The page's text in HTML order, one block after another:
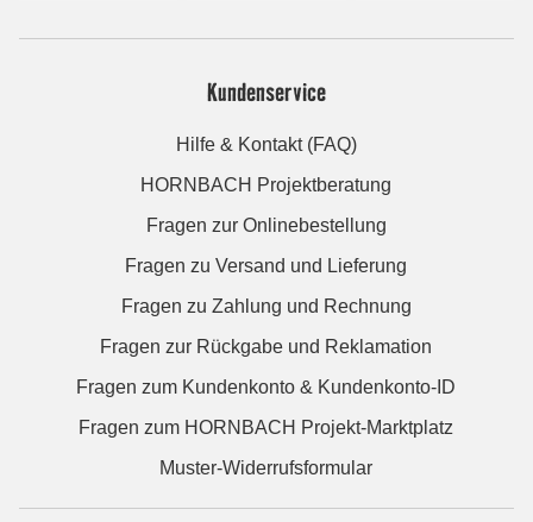
Kundenservice
Hilfe & Kontakt (FAQ)
HORNBACH Projektberatung
Fragen zur Onlinebestellung
Fragen zu Versand und Lieferung
Fragen zu Zahlung und Rechnung
Fragen zur Rückgabe und Reklamation
Fragen zum Kundenkonto & Kundenkonto-ID
Fragen zum HORNBACH Projekt-Marktplatz
Muster-Widerrufsformular